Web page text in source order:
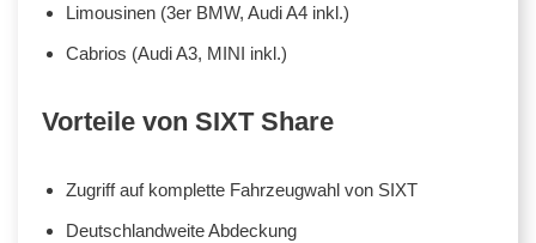
Limousinen (3er BMW, Audi A4 inkl.)
Cabrios (Audi A3, MINI inkl.)
Vorteile von SIXT Share
Zugriff auf komplette Fahrzeugwahl von SIXT
Deutschlandweite Abdeckung